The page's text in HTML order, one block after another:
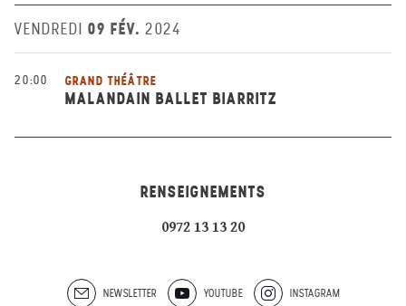
VENDREDI 09 FÉV. 2024
20:00 GRAND THÉÂTRE
MALANDAIN BALLET BIARRITZ
RENSEIGNEMENTS
0972 13 13 20
NEWSLETTER YOUTUBE INSTAGRAM